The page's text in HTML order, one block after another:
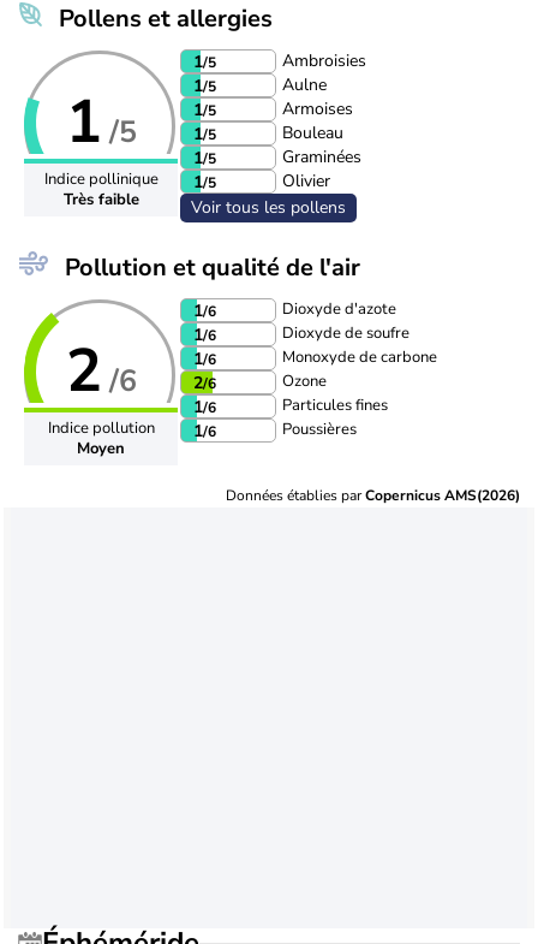
Pollens et allergies
1 /5
Indice pollinique
Très faible
1/5
Ambroisies
1/5
Aulne
1/5
Armoises
1/5
Bouleau
1/5
Graminées
1/5
Olivier
Voir tous les pollens
Pollution et qualité de l'air
2 /6
Indice pollution
Moyen
1/6 Dioxyde d'azote
1/6 Dioxyde de soufre
1/6 Monoxyde de carbone
2/6 Ozone
1/6 Particules fines
1/6 Poussières
Données établies parCopernicus AMS(2026)